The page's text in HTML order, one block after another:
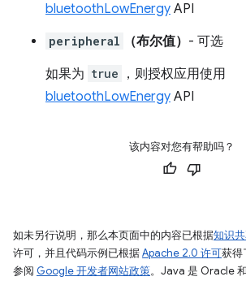
bluetoothLowEnergy API
peripheral （布尔值） - 可选
如果为 true
，则授权应用使用
bluetoothLowEnergy API
该内容对您有帮助吗？
如未另行说明，那么本页面中的内容已根据知识
许可，并且代码示例已根据Apache 2.0 许可获得
参阅 Google 开发者网站政策。Java 是 Oracle